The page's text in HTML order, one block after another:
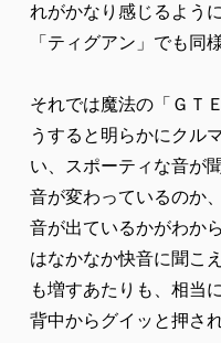
れがかなり感じるよう
「ティグアン」でも同
それでは魔法の「ＧＴ
うすると明らかにクル
い、スポーティな音が
音が変わっているのか
音が出ているかがわか
はなかなか快音に聞こ
も増すあたりも、相当
背中からグイッと押さ